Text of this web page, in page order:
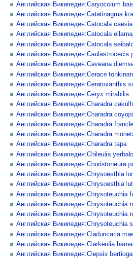
Английская Википедия:Caryocolum
Английская Википедия:Catatinagma
Английская Википедия:Catocala caesia
Английская Википедия:Catocala
Английская Википедия:Catocala
Английская Википедия:Caulastrocecis
Английская Википедия:Caveana
Английская Википедия:Cerace
Английская Википедия:Ceratoxanthis
Английская Википедия:Ceryx mirabilis
Английская Википедия:Charadra
Английская Википедия:Charadra
Английская Википедия:Charadra
Английская Википедия:Charadra
Английская Википедия:Charadra tapa
Английская Википедия:Chileulia
Английская Википедия:Choristoneura
Английская Википедия:Chrysoesthia
Английская Википедия:Chrysoesthia
Английская Википедия:Chrysoteuchia
Английская Википедия:Chrysoteuchia
Английская Википедия:Chrysoteuchia
Английская Википедия:Chrysoteuchia
Английская Википедия:Claduncaria
Английская Википедия:Clarkeulia
Английская Википедия:Clepsis